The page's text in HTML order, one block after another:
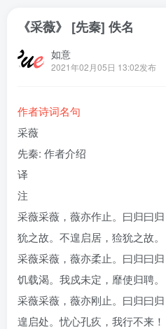
《采薇》 [先秦] 佚名
如意
2021年02月05日 13:02发布
作者诗词名句
采薇
先秦: 作者介绍
译
注
采薇采薇，薇亦作止。曰归曰
狁之故。不遑启居，猃狁之故。
采薇采薇，薇亦柔止。曰归曰
饥载渴。我戍未定，靡使归聘。
采薇采薇，薇亦刚止。曰归曰
遑启处。忧心孔疚，我行不来！